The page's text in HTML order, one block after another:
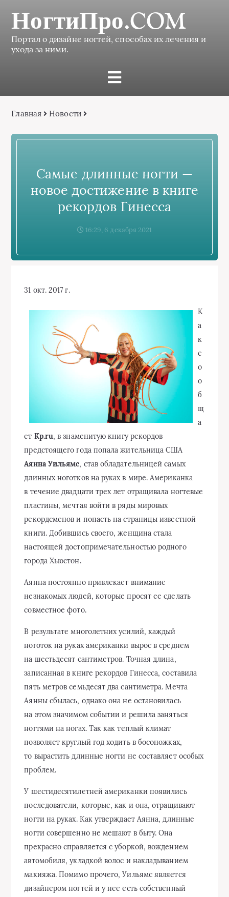
НогтиПро.COM
Портал о дизайне ногтей, способах их лечения и
ухода за ними.
Главная Новости
Самые длинные ногти —
новое достижение в книге
рекордов Гинесса
16:29, 6 декабря 2021
31 окт. 2017 г.
К
а
к
с
о
о
б
щ
а
ет Kp.ru, в знаменитую книгу рекордов
предстоящего года попала жительница США
Аянна Уильямс, став обладательницей самых
длинных ноготков на руках в мире. Американка
в течение двадцати трех лет отращивала ногтевые
пластины, мечтая войти в ряды мировых
рекордсменов и попасть на страницы известной
книги. Добившись своего, женщина стала
настоящей достопримечательностью родного
города Хьюстон.
Аянна постоянно привлекает внимание
незнакомых людей, которые просят ее сделать
совместное фото.
В результате многолетних усилий, каждый
ноготок на руках американки вырос в среднем
на шестьдесят сантиметров. Точная длина,
записанная в книге рекордов Гинесса, составила
пять метров семьдесят два сантиметра. Мечта
Аянны сбылась, однако она не остановилась
на этом значимом событии и решила заняться
ногтями на ногах. Так как теплый климат
позволяет круглый год ходить в босоножках,
то вырастить длинные ногти не составляет особых
проблем.
У шестидесятилетней американки появились
последователи, которые, как и она, отращивают
ногти на руках. Как утверждает Аянна, длинные
ногти совершенно не мешают в быту. Она
прекрасно справляется с уборкой, вождением
автомобиля, укладкой волос и накладыванием
макияжа. Помимо прочего, Уильямс является
дизайнером ногтей и у нее есть собственный